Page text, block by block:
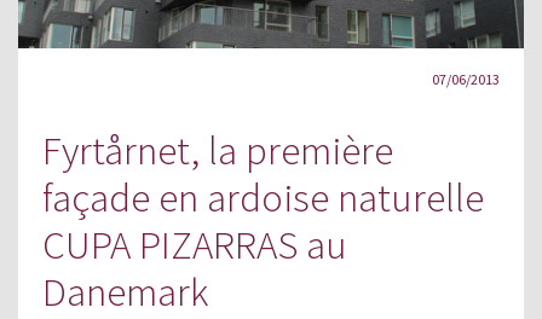
07/06/2013
Fyrtårnet, la première
façade en ardoise naturelle
CUPA PIZARRAS au
Danemark